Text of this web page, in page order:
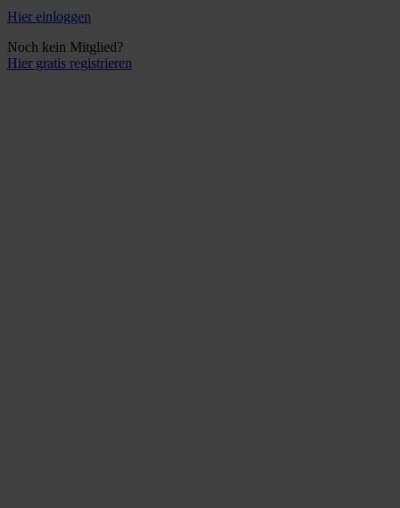
Hier einloggen
Noch kein Mitglied?
Hier gratis registrieren